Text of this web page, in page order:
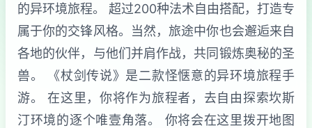
的异环境旅程。 超过200种法术自由搭配，打造专
属于你的交锋风格。当然，旅途中你也会邂逅来自
各地的伙伴，与他们并肩作战，共同锻炼奥秘的圣
兽。 《杖剑传说》是二款怪惬意的异环境旅程手
游。 在这里，你将作为旅程者，去自由探索坎斯
汀环境的逐个唯壹角落。 你将会在这里拨开地图